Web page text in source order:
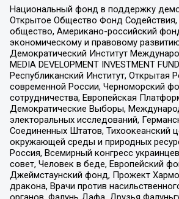
Национальный фонд в поддержку
Открытое Общество Фонд
общество, Американо-российский
экономическому и правовому
Демократический Институт
MEDIA DEVELOPMENT INVESTMENT
Республиканский Институт, Открытая
современной России, Черноморский
сотрудничества, Европейская
Демократические Выборы,
электоральных исследований,
Соединенных Штатов, Тихоокеанский
окружающей среды и природных
Россия, Всемирный конгресс
совет, Человек в беде, Европейский
Джеймстаунский фонд, Прожект
дракона, Врачи против